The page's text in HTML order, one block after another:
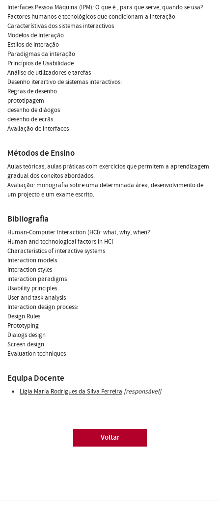
Interfaces Pessoa Máquina (IPM): O que é , para que serve, quando se usa?
Factores humanos e tecnológicos que condicionam a interação
Característivas dos sistemas interactivos
Modelos de Interação
Estilos de interação
Paradigmas da interação
Princípios de Usabilidade
Análise de utilizadores e tarefas
Desenho iterartivo de sistemas interactivos:
Regras de desenho
prototipagem
desenho de diáogos
desenho de ecrãs
Avaliação de interfaces
Métodos de Ensino
Aulas teóricas; aulas práticas com exercícios que permitem a aprendizagem
gradual dos coneitos abordados.
Avaliação: monografia sobre uma determinada área, desenvolvimento de
um projecto e um exame escrito.
Bibliografia
Human-Computer Interaction (HCI): what, why, when?
Human and technological factors in HCI
Characteristics of interactive systems
Interaction models
Interaction styles
interaction paradigms
Usability principles
User and task analysis
Interaction design process:
Design Rules
Prototyping
Dialogs design
Screen design
Evaluation techniques
Equipa Docente
Lígia Maria Rodrigues da Silva Ferreira [responsável]
Voltar